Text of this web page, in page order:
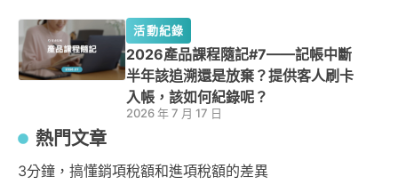
活動紀錄
2026產品課程隨記#7——記帳中斷
半年該追溯還是放棄？提供客人刷卡
入帳，該如何紀錄呢？
2026 年 7 月 17 日
熱門文章
3分鐘，搞懂銷項稅額和進項稅額的差異